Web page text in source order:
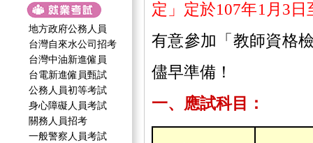
地方政府公務人員
台灣自來水公司招考
台灣中油新進僱員
台電新進僱員甄試
公務人員初等考試
身心障礙人員考試
關務人員招考
一般警察人員考試
定」定於107年1月3
有意參加「教師資格
儘早準備！
一、應試科目：